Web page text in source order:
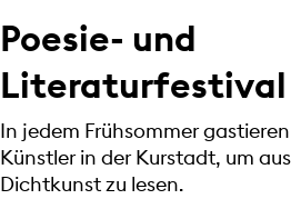
Poesie- und
Literaturfestival
In jedem Frühsommer
Künstler in der Kurstadt, um
Dichtkunst zu lesen.